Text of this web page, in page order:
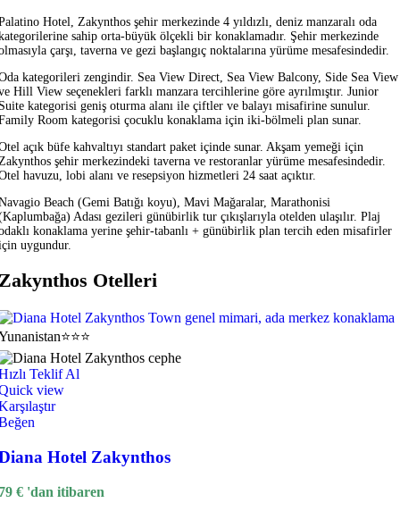
Hotel, Zakynthos şehir merkezinde 4 yıldızlı, deniz manzaralı oda
sahip orta-büyük ölçekli bir konaklamadır. Şehir merkezinde
çarşı, taverna ve gezi başlangıç noktalarına yürüme mesafesindedir.
kategorileri zengindir. Sea View Direct, Sea View Balcony, Side Sea View
Hill View seçenekleri farklı manzara tercihlerine göre ayrılmıştır. Junior
kategorisi geniş oturma alanı ile çiftler ve balayı misafirine sunulur.
Room kategorisi çocuklu konaklama için iki-bölmeli plan sunar.
açık büfe kahvaltıyı standart paket içinde sunar. Akşam yemeği için
şehir merkezindeki taverna ve restoranlar yürüme mesafesindedir.
havuzu, lobi alanı ve resepsiyon hizmetleri 24 saat açıktır.
Beach (Gemi Batığı koyu), Mavi Mağaralar, Marathonisi
Adası gezileri günübirlik tur çıkışlarıyla otelden ulaşılır. Plaj
konaklama yerine şehir-tabanlı + günübirlik plan tercih eden misafirler
uygundur.
Otelleri
⭐⭐⭐
Teklif Al
view
Hotel Zakynthos
€ 'dan itibaren